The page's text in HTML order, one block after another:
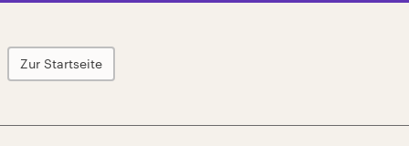
Zur Startseite